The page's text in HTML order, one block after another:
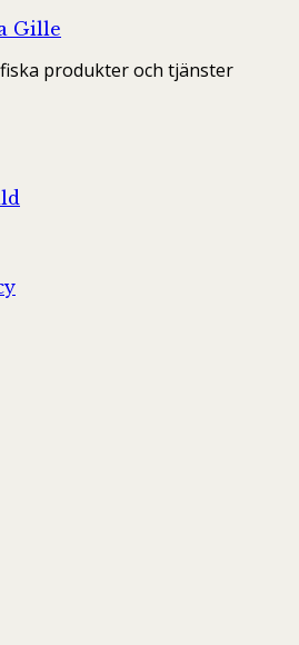
Gille
produkter och tjänster